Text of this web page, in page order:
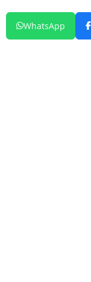
WhatsApp